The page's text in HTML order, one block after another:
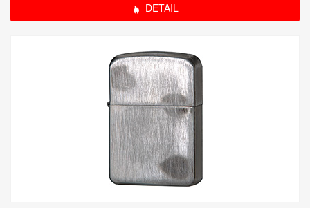
DETAIL